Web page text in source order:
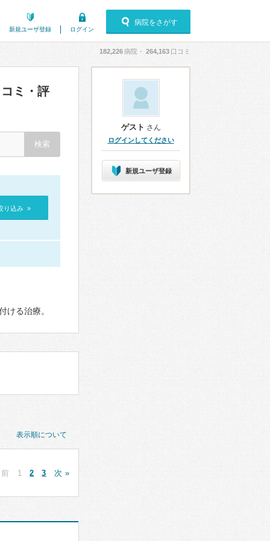
新規ユーザ登録 ログイン
病院をさがす
182,226病院・ 264,163 口コミ
ミ・評
り込み »
ける治療。
表示順について
1 2 3 次 »
ゲスト さん
ログインしてください
新規ユーザ登録